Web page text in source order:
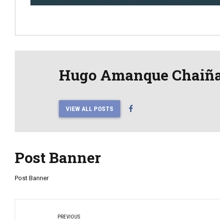
Hugo Amanque
VIEW ALL POSTS
Post Banner
Post Banner
PREVIOUS